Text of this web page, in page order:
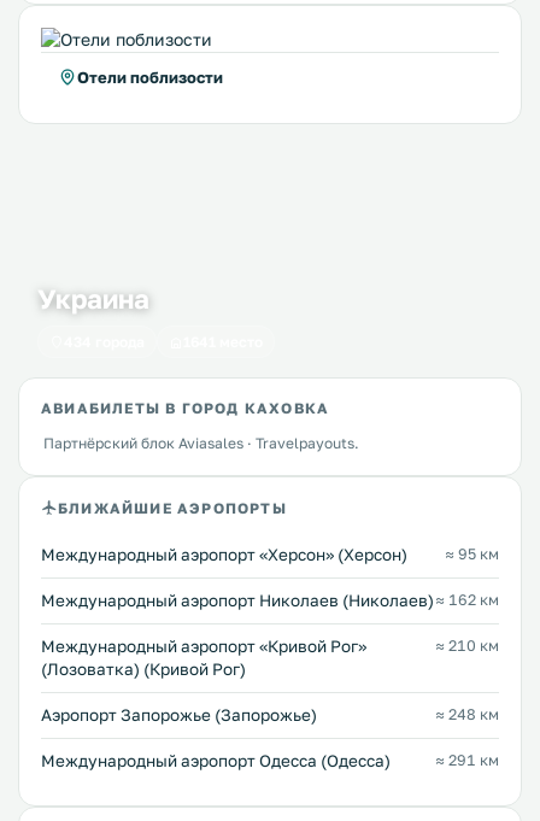
Отели поблизости
Украина
АВИАБИЛЕТЫ В ГОРОД КАХОВКА
Партнёрский блок Aviasales · Travelpayouts.
БЛИЖАЙШИЕ АЭРОПОРТЫ
Международный аэропорт «Херсон» (Херсон) ≈ 95 км
Международный аэропорт Николаев (Николаев) ≈ 162 км
Международный аэропорт «Кривой Рог»
(Лозоватка) (Кривой Рог)
≈ 210 км
Аэропорт Запорожье (Запорожье) ≈ 248 км
Международный аэропорт Одесса (Одесса) ≈ 291 км